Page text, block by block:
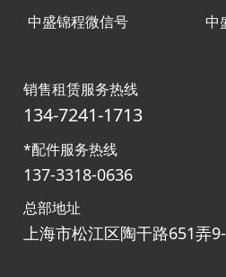
中盛锦程微信号 中
销售租赁服务热线
134-7241-1713
*配件服务热线
137-3318-0636
总部地址
上海市松江区陶干路651弄